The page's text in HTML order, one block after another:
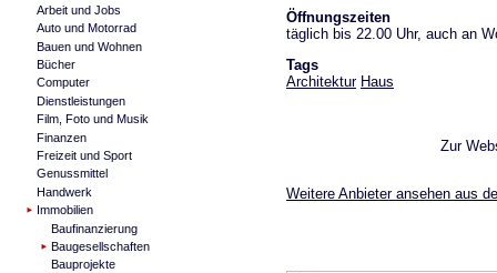
Arbeit und Jobs
Auto und Motorrad
Bauen und Wohnen
Bücher
Computer
Dienstleistungen
Film, Foto und Musik
Finanzen
Freizeit und Sport
Genussmittel
Handwerk
Immobilien
Baufinanzierung
Baugesellschaften
Bauprojekte
Öffnungszeiten
täglich bis 22.00 Uhr, auch an
Tags
Architektur Haus
Zur
Weitere Anbieter ansehen aus